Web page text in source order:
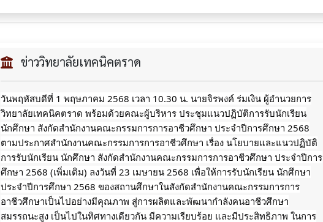
ข่าววิทยาลัยเทคนิคตราด
วันพฤหัสบดีที่ 1 พฤษภาคม 2568 เวลา 10.30 น. นายจิรพงค์ ร่มเงิน ผู้อำนวยการ
วิทยาลัยเทคนิคตราด พร้อมด้วยคณะผู้บริหาร ประชุมแนวปฏิบัติการรับนักเรียน
นักศึกษา สังกัดสำนักงานคณะกรรมการการอาชีวศึกษา ประจำปีการศึกษา 2568
ตามประกาศสำนักงานคณะกรรมการการอาชีวศึกษา เรื่อง นโยบายและแนวปฏิบัติ
การรับนักเรียน นักศึกษา สังกัดสำนักงานคณะกรรมการการอาชีวศึกษา ประจำปีการ
ศึกษา 2568 (เพิ่มเติม) ลงวันที่ 23 เมษายน 2568 เพื่อให้การรับนักเรียน นักศึกษา
ประจำปีการศึกษา 2568 ของสถานศึกษาในสังกัดสำนักงานคณะกรรมการการ
อาชีวศึกษาเป็นไปอย่างมีคุณภาพ สู่การผลิตและพัฒนากำลังคนอาชีวศึกษา
สมรรถนะสูง เป็นไปในทิศทางเดียวกัน มีความเรียบร้อย และมีประสิทธิภาพ ในการ